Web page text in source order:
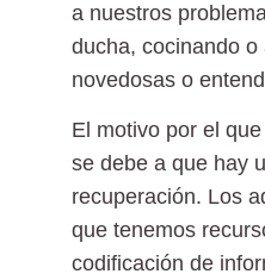
a nuestros
ducha, cocinando
novedosas o
El motivo por el
se debe a que hay
recuperación. Los
que tenemos
codificación de